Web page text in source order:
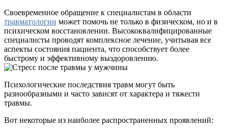
Своевременное обращение к специалистам в области
травматологии может помочь не только в физическом, но и в
психическом восстановлении. Высококвалифицированные
специалисты проводят комплексное лечение, учитывая все
аспекты состояния пациента, что способствует более
быстрому и эффективному выздоровлению.
Психологические последствия травм могут быть
разнообразными и часто зависят от характера и тяжести
травмы.
Вот некоторые из наиболее распространенных проявлений: